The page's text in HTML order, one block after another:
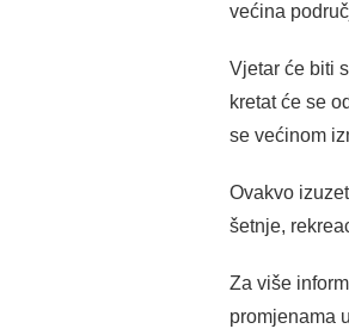
većina
Vjetar će biti
kretat će se
se većinom
Ovakvo
šetnje,
Za više
promjenama